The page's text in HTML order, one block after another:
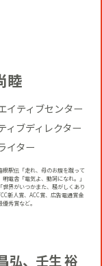
睦
イティブセンター
ィブディレクター
イター
根駅伝「走れ、母のお腹を蹴って
明電舎「電気よ、動詞になれ。」
世界がいつかまた、騒がしくあり
新人賞、ACC賞、広告電通賞金
秀賞など。
弘、壬生 裕